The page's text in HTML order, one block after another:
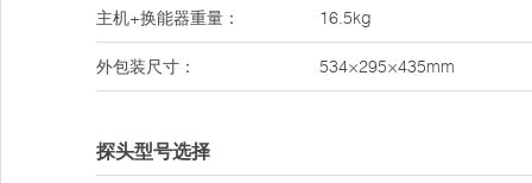
主机+换能器重量： 16.5kg
外包装尺寸： 534×295×435mm
探头型号选择